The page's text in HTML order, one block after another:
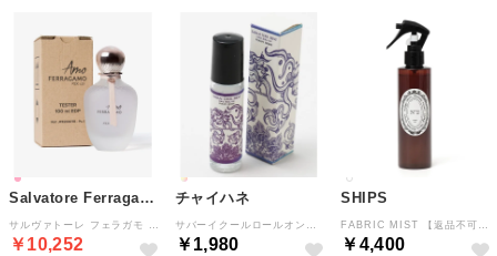
Salvatore Ferragamo
￥10,252
チャイハネ
￥1,980
SHIPS
￥4,400